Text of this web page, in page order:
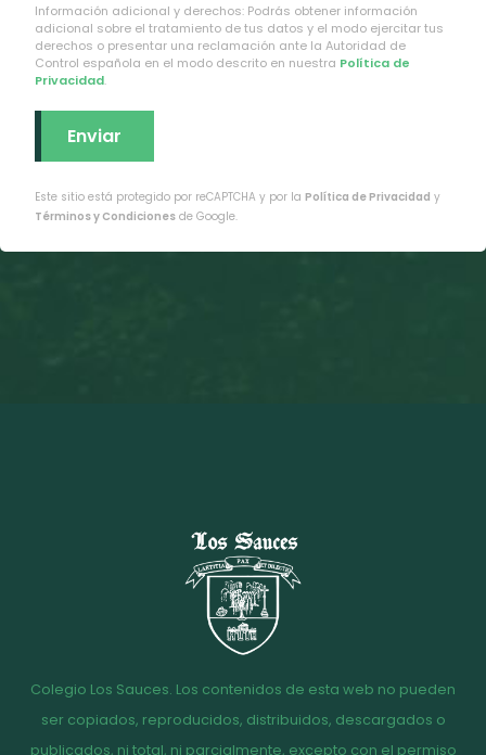
Información adicional y derechos: Podrás obtener información
adicional sobre el tratamiento de tus datos y el modo ejercitar tus
derechos o presentar una reclamación ante la Autoridad de
Control española en el modo descrito en nuestra Política de
Privacidad.
Este sitio está protegido por reCAPTCHA y por la Política de Privacidad y
Términos y Condiciones de Google.
Colegio Los Sauces. Los contenidos de esta web no pueden
ser copiados, reproducidos, distribuidos, descargados o
publicados, ni total, ni parcialmente, excepto con el permiso